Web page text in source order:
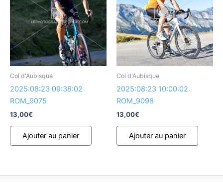
Col d'Aubisque
2025:08:23 09:38:02
ROM_9075
13,00€
Ajouter au panier
Col d'Aubisque
2025:08:23 10:00:02
ROM_9098
13,00€
Ajouter au panier